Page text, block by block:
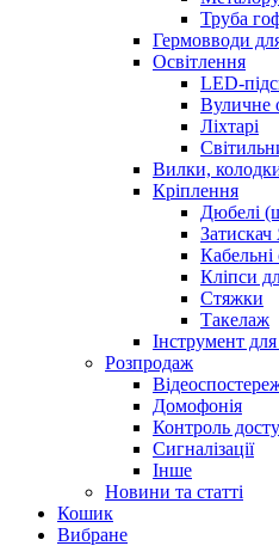
Труба
Гермовводи
Освітлення
LED-
Вуличне
Ліхтарі
Вилки,
Кріплення
Дюбелі
Кліпси
Стяжки
Такелаж
Інструмент
Розпродаж
Домофонія
Контроль
Сигналізації
Інше
Новини та статті
Кошик
Вибране